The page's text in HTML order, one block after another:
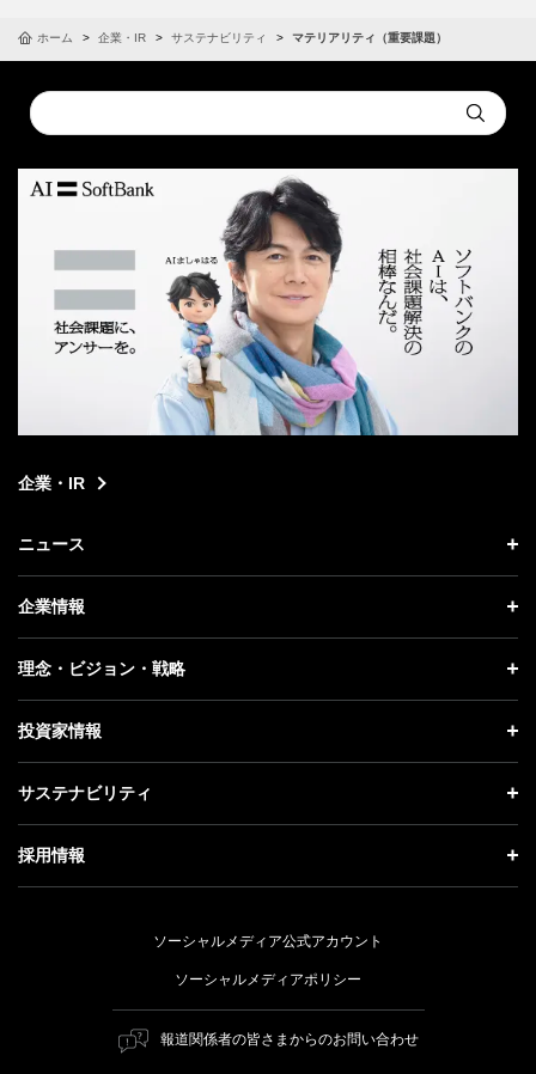
ホーム 企業・IR サステナビリティ マテリアリティ（重要課題）
Conduct
a
Submit
企業・IR
ニュース
ニュース トップ
プレスリリース
更新情報
記者説明会
企業情報
企業情報 トップ
社長メッセージ
事業紹介
ガバナンス
理念・ビジョン・戦略
理念・ビジョン・戦略 トップ
成長戦略「Activate AI for Society」
人材戦略
投資家情報
投資家情報 トップ
経営方針
個人投資家の皆さまへ
株式と社債について
サステナビリティ
サステナビリティ トップ
トップメッセージ
ESG方針・体制
マテリアリティ（重要課題）
採用情報
障がい者採用
ソーシャルメディア公式アカウント
ソーシャルメディアポリシー
報道関係者の皆さまからのお問い合わせ